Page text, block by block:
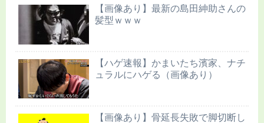
【画像あり】最新の島田紳助さんの
髪型ｗｗｗ
【ハゲ速報】かまいたち濱家、ナチ
ュラルにハゲる（画像あり）
【画像あり】骨延長失敗で脚切断し